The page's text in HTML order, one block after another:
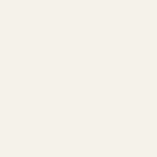
una sana e corretta digestione
difese naturali:
che agiscono in sinergia
& luteina) e
supportano lo sviluppo del
nei gattini
feci:
al 90%) porta ad una riduzione
non digerite nell'intestino
di cani e gatti e
un'alimentazione specifica
il loro benessere: è questa la